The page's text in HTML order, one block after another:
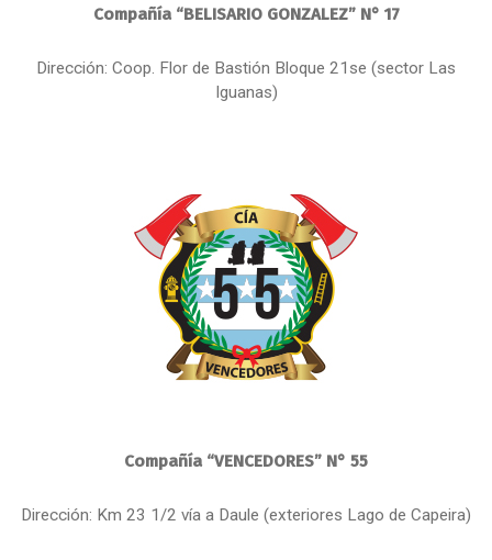
Compañía “BELISARIO GONZALEZ” N° 17
Dirección: Coop. Flor de Bastión Bloque 21se (sector Las
Iguanas)
Compañía “VENCEDORES” N° 55
Dirección: Km 23 1/2 vía a Daule (exteriores Lago de Capeira)